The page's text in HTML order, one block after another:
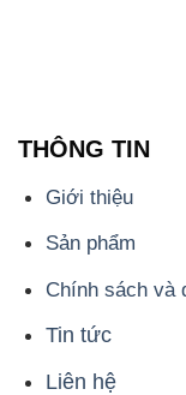
THÔNG TIN
Giới thiệu
Sản phẩm
Chính sách và
Tin tức
Liên hệ